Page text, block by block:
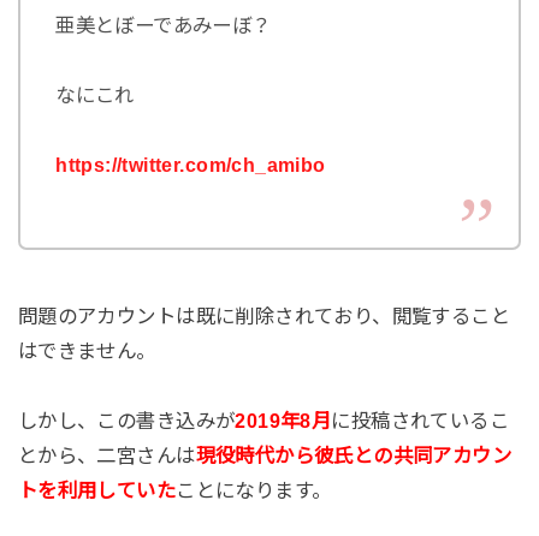
亜美とぼーであみーぼ？
なにこれ
https://twitter.com/ch_amibo
問題のアカウントは既に削除されており、閲覧すること
はできません。
しかし、この書き込みが2019年8月 に投稿されているこ
とから、二宮さんは現役時代から彼氏との共同アカウン
トを利用していたことになります。